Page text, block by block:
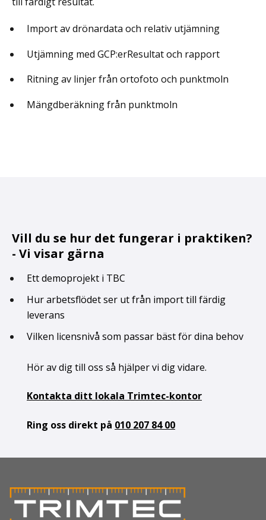
Import av drönardata och relativ utjämning
Utjämning med GCP:erResultat och rapport
Ritning av linjer från ortofoto och punktmoln
Mängdberäkning från punktmoln
Vill du se hur det fungerar i praktiken?
- Vi visar gärna
Ett demoprojekt i TBC
Hur arbetsflödet ser ut från import till färdig
leverans
Vilken licensnivå som passar bäst för dina behov
Hör av dig till oss så hjälper vi dig vidare.
Kontakta ditt lokala Trimtec-kontor
Ring oss direkt på 010 207 84 00